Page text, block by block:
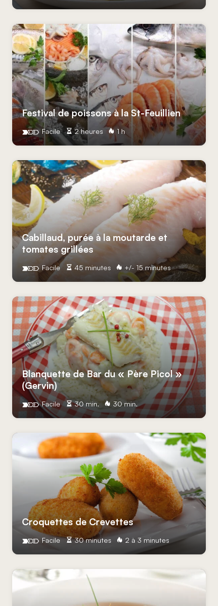
Festival de poissons à la St-Feuillien
2 heures 1 h
Facile
Cabillaud, purée à la moutarde et
tomates grillées
45 minutes +/- 15 minutes
Facile
Blanquette de Bar du « Père Picol »
(Gervin)
30 min. 30 min.
Facile
Croquettes de Crevettes
30 minutes 2 à 3 minutes
Facile